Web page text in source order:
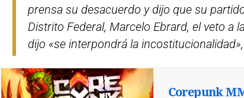
prensa su desacuerdo y dijo que su
Distrito Federal, Marcelo Ebrard, el veto a
dijo «se interpondrá la
Corepunk